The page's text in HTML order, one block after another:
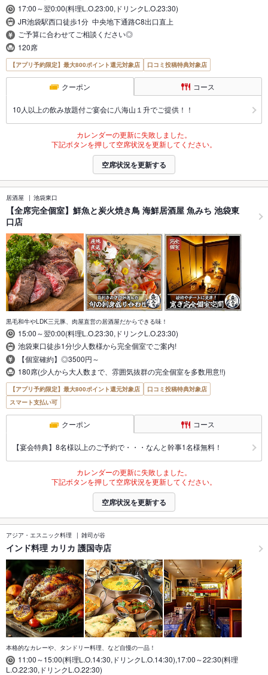
17:00～翌0:00(料理L.O.23:00,ドリンクL.O.23:30)
JR池袋駅西口徒歩1分 中央地下通路C8出口直上
ご予算に合わせてご相談ください◎
120席
【アプリ予約限定】最大800ポイント還元対象店 口コミ投稿特典対象店
クーポン コース
10人以上の飲み放題付ご宴会に八海山１升でご提供！！
カレンダーの更新に失敗しました。
下記ボタンを押して空席状況を更新してください。
空席状況を更新する
居酒屋 池袋東口
【全席完全個室】鮮魚と炭火焼き鳥 海鮮居酒屋 魚みち 池袋東
口店
黒毛和牛やLDK三元豚、肉屋直営の居酒屋だからできる味！
15:00～翌0:00(料理L.O.23:30,ドリンクL.O.23:30)
池袋東口徒歩1分!少人数様から完全個室でご案内!
【個室確約】◎3500円～
180席(少人から大人数まで、雰囲気抜群の完全個室を多数用意!!)
【アプリ予約限定】最大800ポイント還元対象店
口コミ投稿特典対象店
スマート支払い可
クーポン コース
【宴会特典】8名様以上のご予約で・・・なんと幹事1名様無料！
カレンダーの更新に失敗しました。
下記ボタンを押して空席状況を更新してください。
空席状況を更新する
アジア・エスニック料理 雑司が谷
インド料理 カリカ 護国寺店
本格的なカレーや、タンドリー料理、など自慢の一品！
11:00～15:00(料理L.O.14:30,ドリンクL.O.14:30),17:00～22:30(料理
L.O.22:30,ドリンクL.O.22:30)